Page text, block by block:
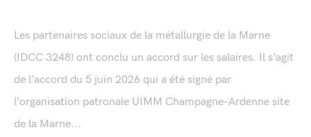
Les partenaires sociaux de la métallurgie de la Marne
(IDCC 3248) ont conclu un accord sur les salaires. Il s’agit
de l’accord du 5 juin 2026 qui a été signé par
l’organisation patronale UIMM Champagne-Ardenne site
de la Marne...